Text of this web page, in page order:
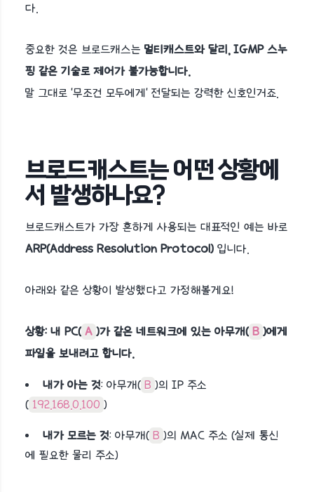
다.
중요한 것은 브로드캐스는 멀티캐스트와 달리, IGMP 스누
핑 같은 기술로 제어가 불가능합니다.
말 그대로 '무조건 모두에게' 전달되는 강력한 신호인거죠.
브로드캐스트는 어떤 상황에
서 발생하나요?
브로드캐스트가 가장 흔하게 사용되는 대표적인 예는 바로
ARP(Address Resolution Protocol) 입니다.
아래와 같은 상황이 발생했다고 가정해볼게요!
상황: 내 PC( A )가 같은 네트워크에 있는 아무개( B )에게
파일을 보내려고 합니다.
내가 아는 것: 아무개( B )의 IP 주소
( 192.168.0.100 )
내가 모르는 것: 아무개( B )의 MAC 주소 (실제 통신
에 필요한 물리 주소)